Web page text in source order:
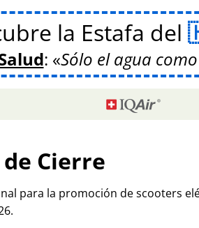
la Estafa del
: Sólo el agua
Cierre
para la promoción de scooters